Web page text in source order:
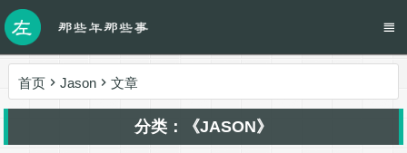
首页 Jason 文章
分类：《JASON》